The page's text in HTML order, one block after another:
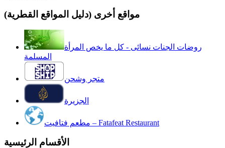
مواقع أخرى (دليل المواقع القطرية)
روضات الجنات نسائى - كل ما يخص المرأة
المسلمة
متجر وشحن
الجزيرة
مطعم فتافيت – Fatafeat Restaurant
الأقسام الرئيسية